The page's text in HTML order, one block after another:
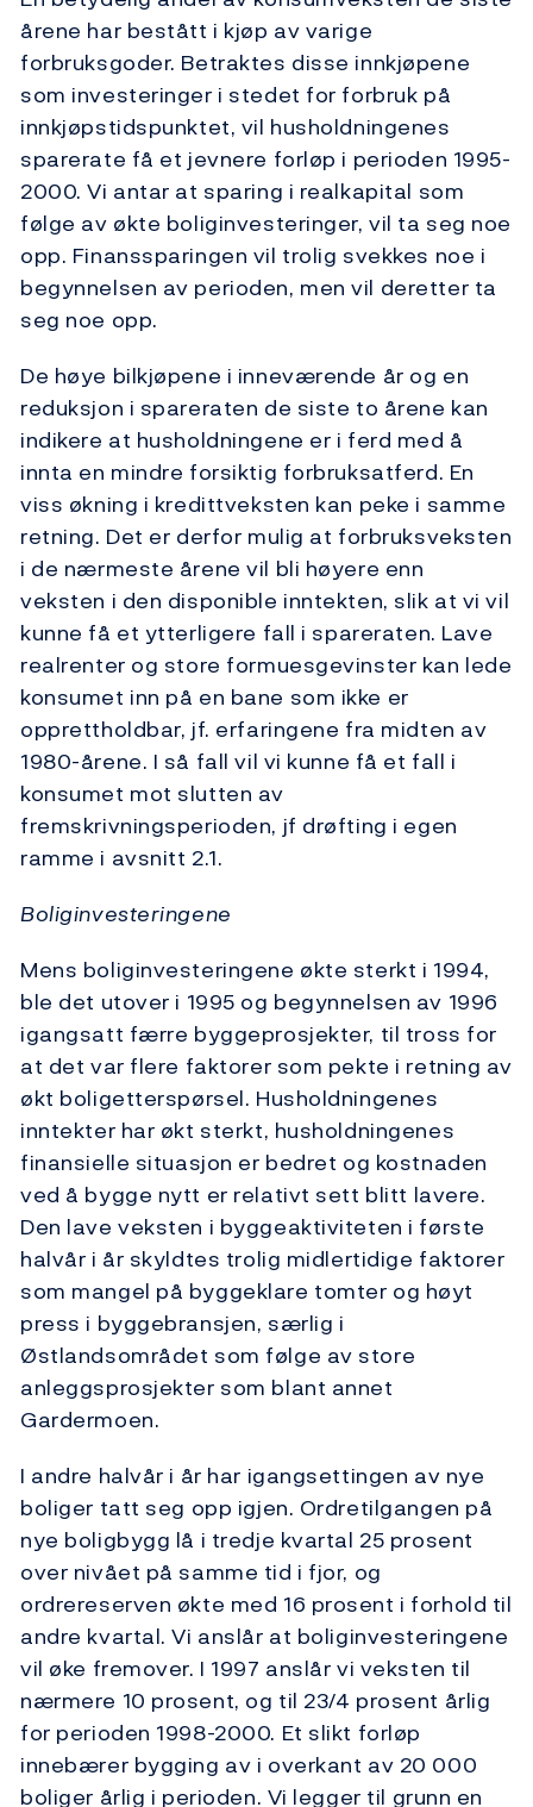
årene har bestått i kjøp av varige
forbruksgoder. Betraktes disse innkjøpene
som investeringer i stedet for forbruk på
innkjøpstidspunktet, vil husholdningenes
sparerate få et jevnere forløp i perioden 1995-
2000. Vi antar at sparing i realkapital som
følge av økte boliginvesteringer, vil ta seg noe
opp. Finanssparingen vil trolig svekkes noe i
begynnelsen av perioden, men vil deretter ta
seg noe opp.
De høye bilkjøpene i inneværende år og en
reduksjon i spareraten de siste to årene kan
indikere at husholdningene er i ferd med å
innta en mindre forsiktig forbruksatferd. En
viss økning i kredittveksten kan peke i samme
retning. Det er derfor mulig at forbruksveksten
i de nærmeste årene vil bli høyere enn
veksten i den disponible inntekten, slik at vi vil
kunne få et ytterligere fall i spareraten. Lave
realrenter og store formuesgevinster kan lede
konsumet inn på en bane som ikke er
opprettholdbar, jf. erfaringene fra midten av
1980-årene. I så fall vil vi kunne få et fall i
konsumet mot slutten av
fremskrivningsperioden, jf drøfting i egen
ramme i avsnitt 2.1.
Boliginvesteringene
Mens boliginvesteringene økte sterkt i 1994,
ble det utover i 1995 og begynnelsen av 1996
igangsatt færre byggeprosjekter, til tross for
at det var flere faktorer som pekte i retning av
økt boligetterspørsel. Husholdningenes
inntekter har økt sterkt, husholdningenes
finansielle situasjon er bedret og kostnaden
ved å bygge nytt er relativt sett blitt lavere.
Den lave veksten i byggeaktiviteten i første
halvår i år skyldtes trolig midlertidige faktorer
som mangel på byggeklare tomter og høyt
press i byggebransjen, særlig i
Østlandsområdet som følge av store
anleggsprosjekter som blant annet
Gardermoen.
I andre halvår i år har igangsettingen av nye
boliger tatt seg opp igjen. Ordretilgangen på
nye boligbygg lå i tredje kvartal 25 prosent
over nivået på samme tid i fjor, og
ordrereserven økte med 16 prosent i forhold til
andre kvartal. Vi anslår at boliginvesteringene
vil øke fremover. I 1997 anslår vi veksten til
nærmere 10 prosent, og til 23/4 prosent årlig
for perioden 1998-2000. Et slikt forløp
innebærer bygging av i overkant av 20 000
boliger årlig i perioden. Vi legger til grunn en